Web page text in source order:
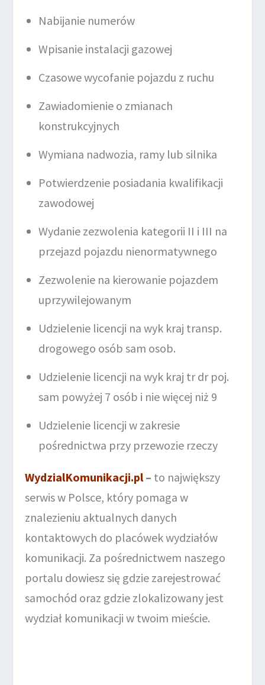
Nabijanie numerów
Wpisanie instalacji gazowej
Czasowe wycofanie pojazdu z ruchu
Zawiadomienie o zmianach
konstrukcyjnych
Wymiana nadwozia, ramy lub silnika
Potwierdzenie posiadania kwalifikacji
zawodowej
Wydanie zezwolenia kategorii II i III na
przejazd pojazdu nienormatywnego
Zezwolenie na kierowanie pojazdem
uprzywilejowanym
Udzielenie licencji na wyk kraj transp.
drogowego osób sam osob.
Udzielenie licencji na wyk kraj tr dr poj.
sam powyżej 7 osób i nie więcej niż 9
Udzielenie licencji w zakresie
pośrednictwa przy przewozie rzeczy
WydzialKomunikacji.pl– to największy
serwis w Polsce, który pomaga w
znalezieniu aktualnych danych
kontaktowych do placówek wydziałów
komunikacji. Za pośrednictwem naszego
portalu dowiesz się gdzie zarejestrować
samochód oraz gdzie zlokalizowany jest
wydział komunikacji w twoim mieście.